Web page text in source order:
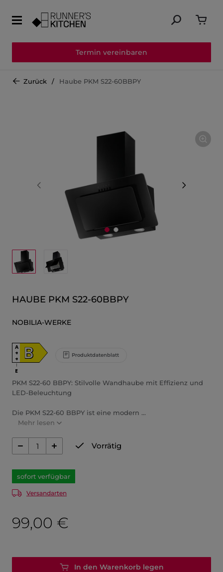
Termin vereinbaren
Zurück Haube PKM S22-60BBPY
HAUBE PKM S22-60BBPY
NOBILIA-WERKE
A
+
+
↑
E
B Produktdatenblatt
PKM S22-60 BBPY: Stilvolle Wandhaube mit Effizienz und
LED-Beleuchtung
Die PKM S22-60 BBPY ist eine modern ...
Mehr lesen
Vorrätig
sofort verfügbar
Versandarten
99,00 €
In den Warenkorb legen